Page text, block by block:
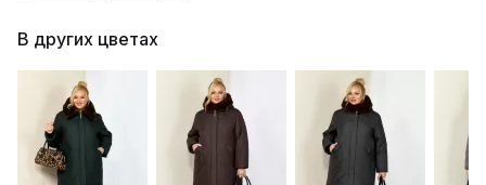
В других цветах